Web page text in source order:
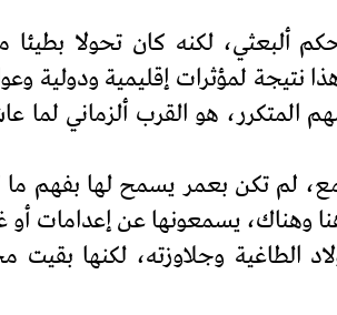
خلال حقبة الحكم ألبعثي، لكنه كان تحولا
نتيجة لمؤثرات إقليمية ودولية
هو القرب ألزماني لما
من المجتمع، لم تكن بعمر يسمح لها بفهم
وهناك، يسمعونها عن إعدامات
الطاغية وجلاوزته، لكنها بقيت